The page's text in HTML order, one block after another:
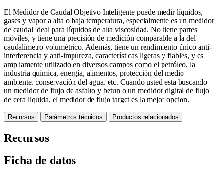
El Medidor de Caudal Objetivo Inteligente puede medir líquidos,
gases y vapor a alta o baja temperatura, especialmente es un medidor
de caudal ideal para líquidos de alta viscosidad. No tiene partes
móviles, y tiene una precisión de medición comparable a la del
caudalímetro volumétrico. Además, tiene un rendimiento único anti-
interferencia y anti-impureza, características ligeras y fiables, y es
ampliamente utilizado en diversos campos como el petróleo, la
industria química, energía, alimentos, protección del medio
ambiente, conservación del agua, etc. Cuando usted esta buscando
un medidor de flujo de asfalto y betun o un medidor digital de flujo
de cera liquida, el medidor de flujo target es la mejor opcion.
Recursos Parámetros técnicos Productos relacionados
Recursos
Ficha de datos